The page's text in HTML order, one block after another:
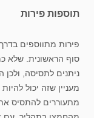
תוספות פירות
פירות מתווספים
סוף הראשונית. שלא
ניתנים לתסיסה,
מעניין שזה יכול
מתעוררים להתסיס